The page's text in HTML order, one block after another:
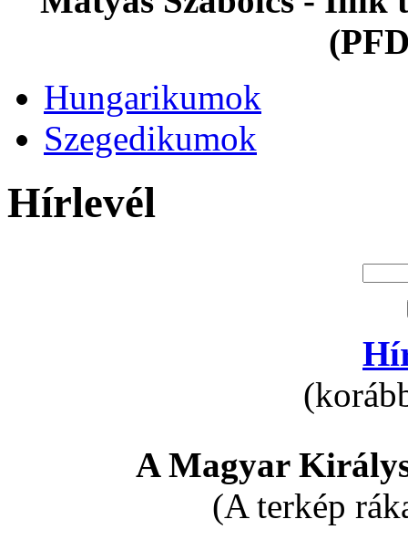
Hungarikumok
Szegedikumok
Hírlevél
A Magyar
(A terkép